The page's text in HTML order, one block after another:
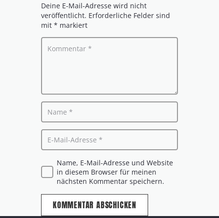
Deine E-Mail-Adresse wird nicht
veröffentlicht. Erforderliche Felder sind
mit * markiert
Name, E-Mail-Adresse und Website
in diesem Browser für meinen
nächsten Kommentar speichern.
KOMMENTAR ABSCHICKEN